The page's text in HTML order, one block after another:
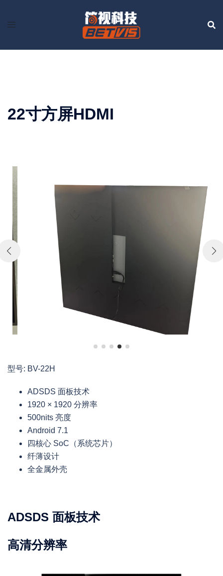
22寸方屏HDMI
型号: BV-22H
ADSDS 面板技术
1920 × 1920 分辨率
500nits 亮度
Android 7.1
四核心 SoC（系统芯片）
纤薄设计
全金属外壳
ADSDS 面板技术
高清分辨率